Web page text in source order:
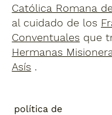
Católica Romana
al cuidado de los
Conventuales que
Hermanas
Asís .
política de